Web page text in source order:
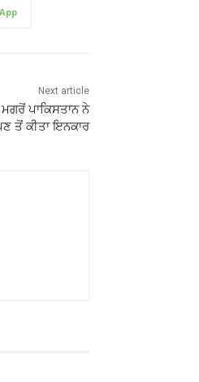
Next article
ਪਾਕਿਸਤਾਨ ਨੇ
ਤੋਂ ਕੀਤਾ ਇਨਕਾਰ